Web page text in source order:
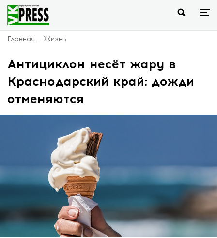
Главная Жизнь
Антициклон несёт жару в
Краснодарский край: дожди
отменяются